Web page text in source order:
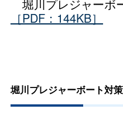
堀川プレジャーボ
［PDF：144KB］
堀川プレジャーボート対